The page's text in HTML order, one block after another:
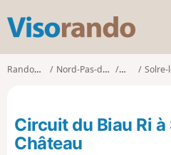
s
o
d
Randonnées Nord-Pas-de-Calais Nord Solre-le-
Circuit du Biau Ri
Château